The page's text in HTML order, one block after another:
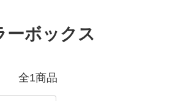
ーボックス
全1商品